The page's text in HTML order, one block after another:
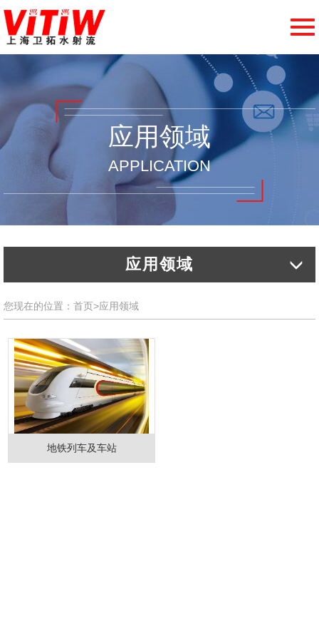
切
导
应用领域
APPLICATION
应用领域
您现在的位置： 首页>应用领域
地铁列车及车站